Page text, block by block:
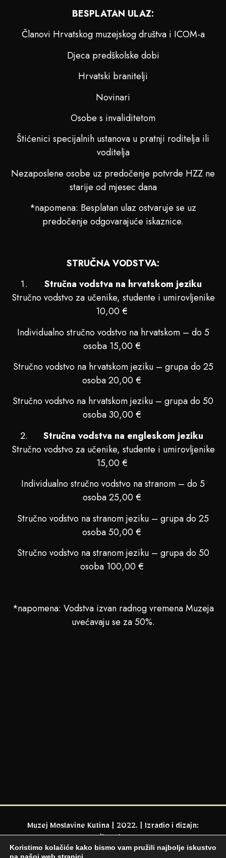
BESPLATAN ULAZ:
Članovi Hrvatskog muzejskog društva i ICOM-a
Djeca predškolske dobi
Hrvatski branitelji
Novinari
Osobe s invaliditetom
Štićenici specijalnih ustanova u pratnji roditelja ili
voditelja
Nezaposlene osobe uz predočenje potvrde HZZ ne
starije od mjesec dana
*napomena: Besplatan ulaz ostvaruje se uz
predočenje odgovarajuće iskaznice.
STRUČNA VODSTVA:
Stručna vodstva na hrvatskom jeziku
Stručno vodstvo za učenike, studente i umirovljenike
10,00 €
Individualno stručno vodstvo na hrvatskom – do 5
osoba 15,00 €
Stručno vodstvo na hrvatskom jeziku – grupa do 25
osoba 20,00 €
Stručno vodstvo na hrvatskom jeziku – grupa do 50
osoba 30,00 €
Stručna vodstva na engleskom jeziku
Stručno vodstvo za učenike, studente i umirovljenike
15,00 €
Individualno stručno vodstvo na stranom – do 5
osoba 25,00 €
Stručno vodstvo na stranom jeziku – grupa do 25
osoba 50,00 €
Stručno vodstvo na stranom jeziku – grupa do 50
osoba 100,00 €
*napomena: Vodstva izvan radnog vremena Muzeja
uvećavaju se za 50%.
Muzej Moslavine Kutina | 2022. | Izradio i dizajn:
Koristimo kolačiće kako bismo vam pružili najbolje iskustvo